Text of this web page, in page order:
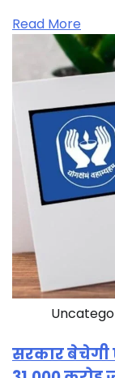
Read More
सरकार बेचेगी